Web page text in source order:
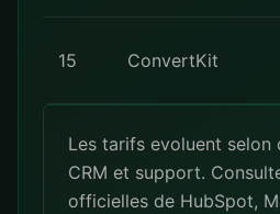
15 ConvertKit
Les tarifs evoluent selon
CRM et support.
officielles de HubSpot,